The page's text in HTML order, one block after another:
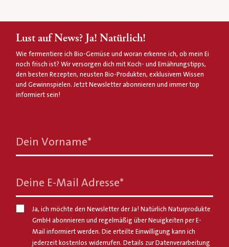
Lust auf News? Ja! Natürlich!
Wie fermentiere ich Bio-Gemüse und woran erkenne ich, ob mein Ei
noch frisch ist? Wir versorgen dich mit Koch- und Ernährungstipps,
den besten Rezepten, neusten Bio-Produkten, exklusivem Wissen
und Gewinnspielen. Jetzt Newsletter abonnieren und immer top
informiert sein!
Dein Vorname*
Deine E-Mail Adresse*
Ja, ich möchte den Newsletter der Ja! Natürlich Naturprodukte
GmbH abonnieren und regelmäßig über Neuigkeiten per E-
Mail informiert werden. Die erteilte Einwilligung kann ich
jederzeit kostenlos widerrufen. Details zur Datenverarbeitung